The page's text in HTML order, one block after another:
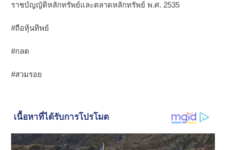
ราชบัญญัติหลักทรัพย์และตลาดหลักทรัพย์ พ.ศ. 2535
#ถือหุ้นทิพย์
#กลต
#สวมรอย